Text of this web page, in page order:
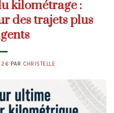
kilométrage :
des trajets plus
PAR CHRISTELLE